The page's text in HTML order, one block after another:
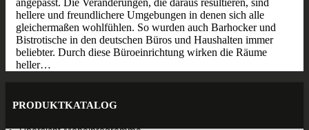
angepasst. Die Veränderungen, die daraus resultieren, sind
hellere und freundlichere Umgebungen in denen sich alle
gleichermaßen wohlfühlen. So wurden auch Barhocker und
Bistrotische in den deutschen Büros und Haushalten immer
beliebter. Durch diese Büroeinrichtung wirken die Räume
heller…
PRODUKTKATALOG